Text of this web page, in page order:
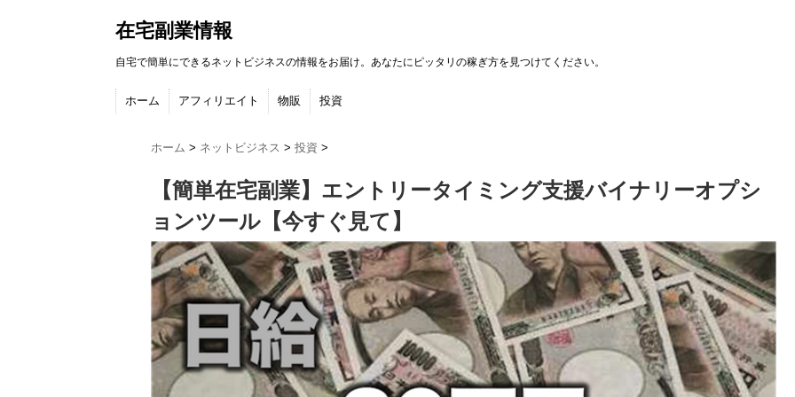
在宅副業情報
自宅で簡単にできるネットビジネスの情報をお届け。あなたにピッタリの稼ぎ方を見つけてください。
ホーム アフィリエイト 物販 投資
ホーム > ネットビジネス > 投資 >
【簡単在宅副業】エントリータイミング支援バイナリーオプシ
ョンツール【今すぐ見て】